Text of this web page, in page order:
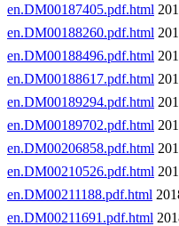
en.DM00187405.pdf.html
en.DM00188260.pdf.html
en.DM00188496.pdf.html
en.DM00188617.pdf.html
en.DM00189294.pdf.html
en.DM00189702.pdf.html
en.DM00206858.pdf.html
en.DM00210526.pdf.html
en.DM00211188.pdf.html
en.DM00211691.pdf.html